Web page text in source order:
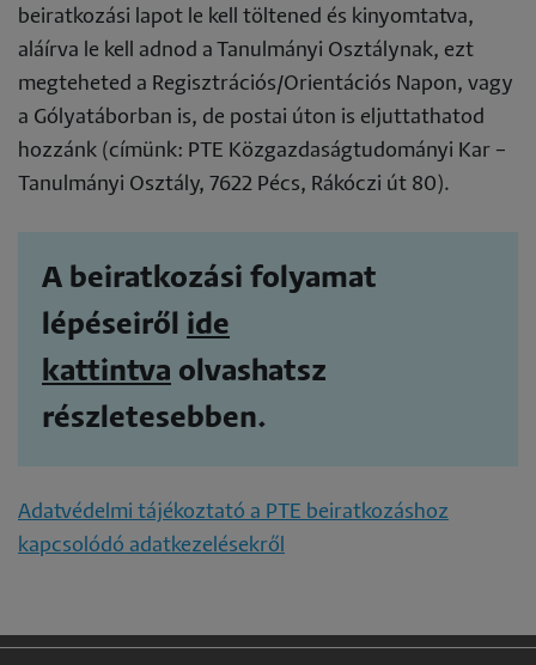
beiratkozási lapot le kell töltened és kinyomtatva,
aláírva le kell adnod a Tanulmányi Osztálynak, ezt
megteheted a Regisztrációs/Orientációs Napon, vagy
a Gólyatáborban is, de postai úton is eljuttathatod
hozzánk (címünk: PTE Közgazdaságtudományi Kar –
Tanulmányi Osztály, 7622 Pécs, Rákóczi út 80).
A beiratkozási folyamat
lépéseiről ide
kattintva olvashatsz
részletesebben.
Adatvédelmi tájékoztató a PTE beiratkozáshoz
kapcsolódó adatkezelésekről